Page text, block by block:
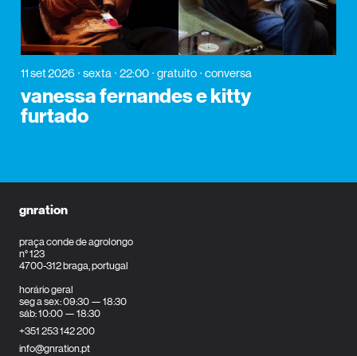
11 set 2026 sexta 22:00 gratuito conversa
vanessa fernandes e kitty
furtado
gnration
praça conde de agrolongo
n° 123
4700-312 braga, portugal
horário geral
seg a sex: 09:30 — 18:30
sáb: 10:00 — 18:30
+351 253 142 200
info@gnration.pt